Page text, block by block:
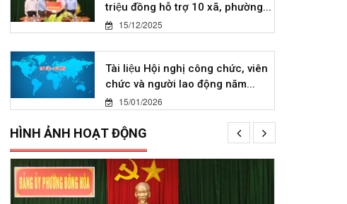
triệu đồng hỗ trợ 10 xã, phường...
15/12/2025
Tài liệu Hội nghị công chức, viên
chức và người lao động năm...
15/01/2026
HÌNH ẢNH HOẠT ĐỘNG